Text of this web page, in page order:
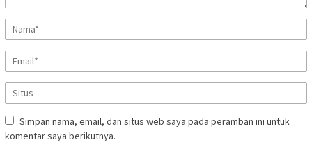
Simpan nama, email, dan situs web saya pada peramban ini untuk
komentar saya berikutnya.